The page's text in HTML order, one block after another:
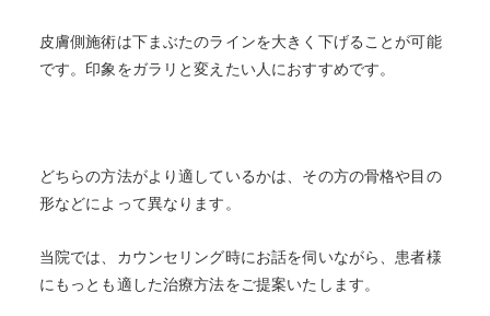
皮膚側施術は下まぶたのラインを大きく下げることが可能
です。印象をガラリと変えたい人におすすめです。
どちらの方法がより適しているかは、その方の骨格や目の
形などによって異なります。
当院では、カウンセリング時にお話を伺いながら、患者様
にもっとも適した治療方法をご提案いたします。